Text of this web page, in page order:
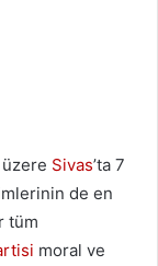
Sivas’ta 7
de en
tüm
moral ve